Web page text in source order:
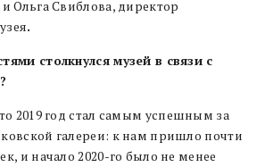
Ольга Свиблова, директор
.
столкнулся музей в связи с
2019 год стал самым успешным за
галереи: к нам пришло почти
и начало 2020-го было не менее